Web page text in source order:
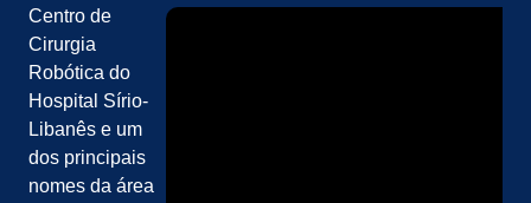
Centro de
Cirurgia
Robótica do
Hospital Sírio-
Libanês e um
dos principais
nomes da área